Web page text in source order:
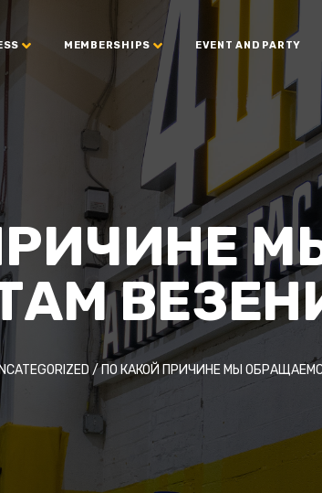
MEMBERSHIPS EVENT AND PARTY
/ПО КАКОЙ ПРИЧИНЕ МЫ